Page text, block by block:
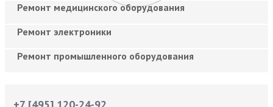
Ремонт медицинского оборудования
Ремонт электроники
Ремонт промышленного оборудования